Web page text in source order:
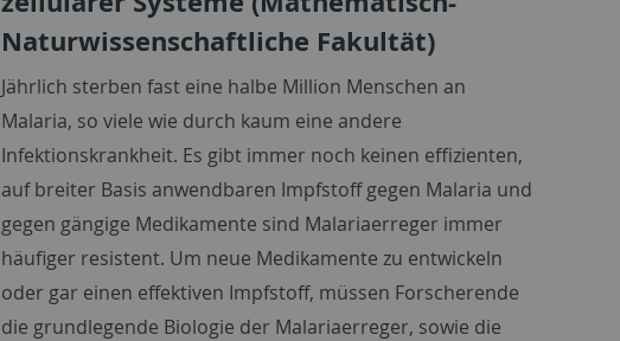
Naturwissenschaftliche Fakultät)
Jährlich sterben fast eine halbe Million Menschen an
Malaria, so viele wie durch kaum eine andere
Infektionskrankheit. Es gibt immer noch keinen effizienten,
auf breiter Basis anwendbaren Impfstoff gegen Malaria und
gegen gängige Medikamente sind Malariaerreger immer
häufiger resistent. Um neue Medikamente zu entwickeln
oder gar einen effektiven Impfstoff, müssen Forscherende
die grundlegende Biologie der Malariaerreger, sowie die